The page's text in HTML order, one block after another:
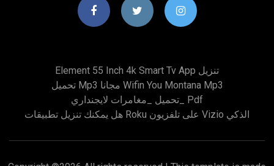
Element 55 Inch 4k Smart Tv App تنزيل
تحميل Mp3 مجانا Wifin You Montana Mp3
تحميل _مغامرات لايجنداري_ Pdf
هل يمكنك تنزيل تطبيقات Roku على تلفزيون Vizio الذكي